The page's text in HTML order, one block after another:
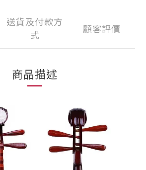
送貨及付款方
式
顧客評價
商品描述